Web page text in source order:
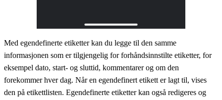
Med egendefinerte etiketter kan du legge til den samme
informasjonen som er tilgjengelig for forhåndsinnstilte etiketter, for
eksempel dato, start- og sluttid, kommentarer og om den
forekommer hver dag. Når en egendefinert etikett er lagt til, vises
den på etikettlisten. Egendefinerte etiketter kan også redigeres og